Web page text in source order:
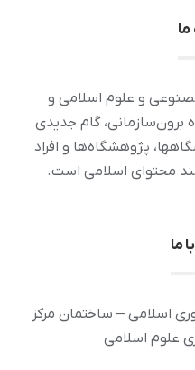
ما
و علوم اسلامی و
برون‌سازمانی، گام جدیدی
پژوهشگاه‌ها و افراد
محتوای اسلامی است.
ما
اسلامی – ساختمان مرکز
علوم اسلامی